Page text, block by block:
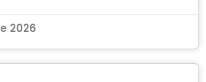
2026